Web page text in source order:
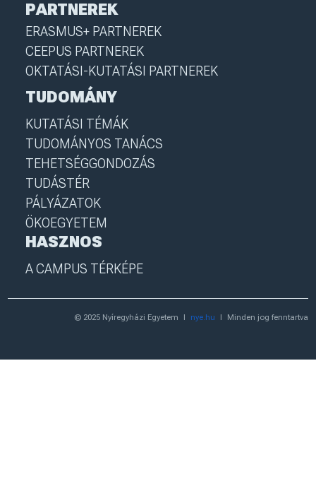
PARTNEREK
ERASMUS+ PARTNEREK
CEEPUS PARTNEREK
OKTATÁSI-KUTATÁSI PARTNEREK
TUDOMÁNY
KUTATÁSI TÉMÁK
TUDOMÁNYOS TANÁCS
TEHETSÉGGONDOZÁS
TUDÁSTÉR
PÁLYÁZATOK
ÖKOEGYETEM
HASZNOS
A CAMPUS TÉRKÉPE
© 2025 Nyíregyházi Egyetem nye.hu Minden jog fenntartva